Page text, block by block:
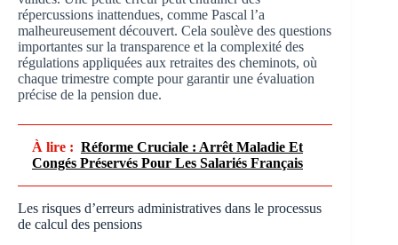
répercussions inattendues, comme Pascal l’a
malheureusement découvert. Cela soulève des questions
importantes sur la transparence et la complexité des
régulations appliquées aux retraites des cheminots, où
chaque trimestre compte pour garantir une évaluation
précise de la pension due.
À lire : Réforme Cruciale : Arrêt Maladie Et
Congés Préservés Pour Les Salariés Français
Les risques d’erreurs administratives dans le processus
de calcul des pensions